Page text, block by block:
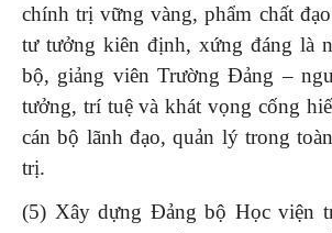
chính trị vững vàng, phẩm chất
tư tưởng kiên định, xứng đáng là
bộ, giảng viên Trường Đảng –
tưởng, trí tuệ và khát vọng cống
cán bộ lãnh đạo, quản lý trong
trị.
(5) Xây dựng Đảng bộ Học viện